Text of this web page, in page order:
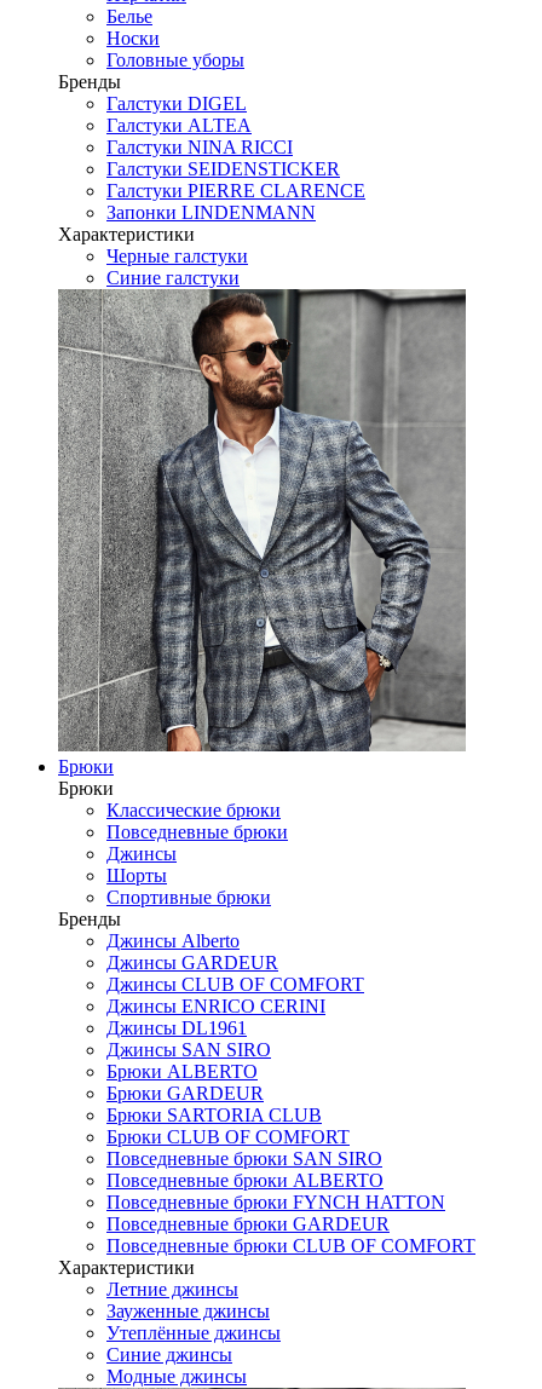
Белье
Носки
Головные уборы
Бренды
Галстуки DIGEL
Галстуки ALTEA
Галстуки NINA RICCI
Галстуки SEIDENSTICKER
Галстуки PIERRE CLARENCE
Запонки LINDENMANN
Характеристики
Черные галстуки
Синие галстуки
Брюки
Брюки
Классические брюки
Повседневные брюки
Джинсы
Шорты
Спортивные брюки
Бренды
Джинсы Alberto
Джинсы GARDEUR
Джинсы CLUB OF COMFORT
Джинсы ENRICO CERINI
Джинсы DL1961
Джинсы SAN SIRO
Брюки ALBERTO
Брюки GARDEUR
Брюки SARTORIA CLUB
Брюки CLUB OF COMFORT
Повседневные брюки SAN SIRO
Повседневные брюки ALBERTO
Повседневные брюки FYNCH HATTON
Повседневные брюки GARDEUR
Повседневные брюки CLUB OF COMFORT
Характеристики
Летние джинсы
Зауженные джинсы
Утеплённые джинсы
Синие джинсы
Модные джинсы